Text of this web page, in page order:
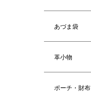
あづま袋
革小物
ポーチ・財布